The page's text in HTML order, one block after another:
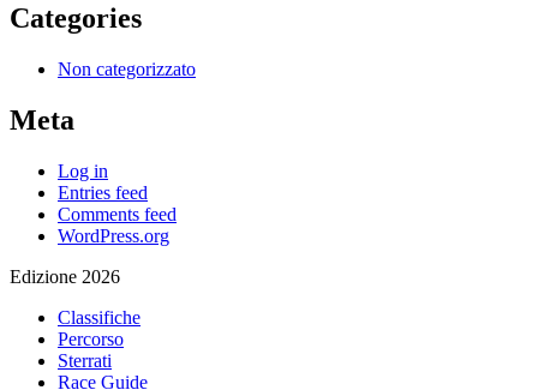
Categories
Non categorizzato
Meta
Log in
Entries feed
Comments feed
WordPress.org
Edizione 2026
Classifiche
Percorso
Sterrati
Race Guide